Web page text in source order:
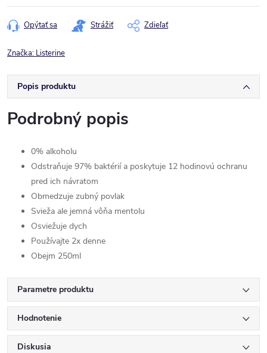
Opýtať sa Strážiť Zdieľať
Značka: Listerine
Popis produktu
Podrobný popis
0% alkoholu
Odstraňuje 97% baktérií a poskytuje 12 hodinovú ochranu
pred ich návratom
Obmedzuje zubný povlak
Svieža ale jemná vôňa mentolu
Osviežuje dych
Používajte 2x denne
Obejm 250ml
Parametre produktu
Hodnotenie
Diskusia